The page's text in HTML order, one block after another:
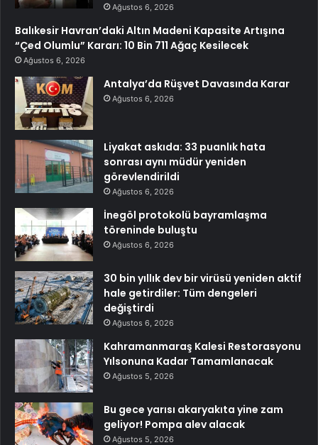
Ağustos 6, 2026
Balıkesir Havran’daki Altın Madeni Kapasite Artışına
“Çed Olumlu” Kararı: 10 Bin 711 Ağaç Kesilecek
Ağustos 6, 2026
Antalya’da Rüşvet Davasında Karar
Ağustos 6, 2026
Liyakat askıda: 33 puanlık hata
sonrası aynı müdür yeniden
görevlendirildi
Ağustos 6, 2026
İnegöl protokolü bayramlaşma
töreninde buluştu
Ağustos 6, 2026
30 bin yıllık dev bir virüsü yeniden aktif
hale getirdiler: Tüm dengeleri
değiştirdi
Ağustos 6, 2026
Kahramanmaraş Kalesi Restorasyonu
Yılsonuna Kadar Tamamlanacak
Ağustos 5, 2026
Bu gece yarısı akaryakıta yine zam
geliyor! Pompa alev alacak
Ağustos 5, 2026